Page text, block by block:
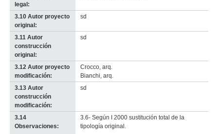
legal:
3.10 Autor proyecto
original:
sd
3.11 Autor
construcción
original:
sd
3.12 Autor proyecto
modificación:
Crocco, arq.
Bianchi, arq.
3.13 Autor
construcción
modificación:
sd
3.14
Observaciones:
3.6- Según I 2000 sustitución total de la
tipología original.